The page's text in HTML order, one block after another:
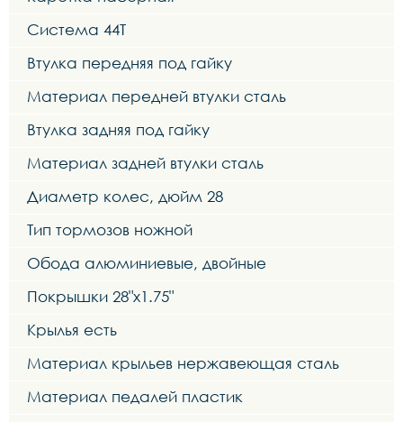
Система 44Т
Втулка передняя под гайку
Материал передней втулки сталь
Втулка задняя под гайку
Материал задней втулки сталь
Диаметр колес, дюйм 28
Тип тормозов ножной
Обода алюминиевые, двойные
Покрышки 28"x1.75"
Крылья есть
Материал крыльев нержавеющая сталь
Материал педалей пластик